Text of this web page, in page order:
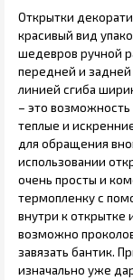
Открытки
красивый вид
шедевров ручной
передней и
линией сгиба
– это возможность
теплые и
для обращения
использовании
очень просты и
термопленку с
внутри к
возможно
завязать бантик.
изначально уже